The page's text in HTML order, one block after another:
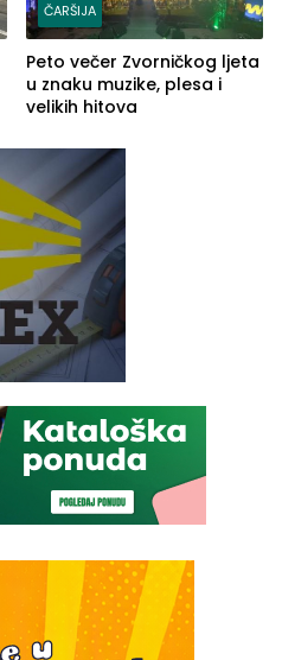
ČARŠIJA
Peto večer Zvorničkog ljeta
u znaku muzike, plesa i
velikih hitova